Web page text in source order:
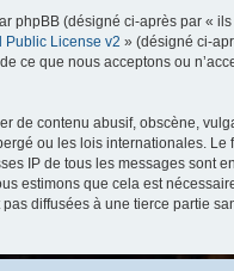
phpBB (désigné ci-après par «
Public License v2 » (désigné ci-
ce que nous acceptons ou
de contenu abusif, obscène,
ou les lois internationales.
IP de tous les messages sont
estimons que cela est
diffusées à une tierce partie